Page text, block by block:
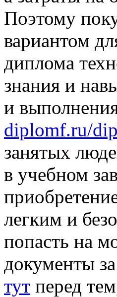
Поэтому
вариантом
диплома
знания и
и
diplomf.ru/
занятых
в учебном
легким и
попасть на
документы
тут перед